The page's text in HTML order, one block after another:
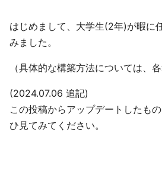
はじめまして、大学生(2年)が暇に
みました。
（具体的な構築方法については、各
(2024.07.06 追記)
この投稿からアップデートしたも
ひ見てみてください。